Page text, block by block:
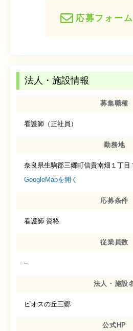
応募フォー
法人・施設情報
募集職種
看護師（正社員）
勤務地
奈良県生駒郡三郷町信貴南畑１丁目
GoogleMapを開く
応募条件
看護師 資格
従業員数
–
法人・施設
ビオスの丘三郷
公式HP